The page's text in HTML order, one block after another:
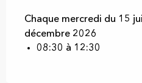
Chaque mercredi du 15
décembre 2026
08:30 à 12:30